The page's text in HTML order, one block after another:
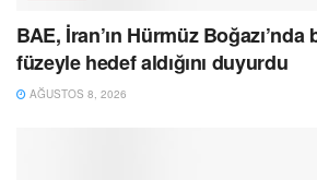
BAE, İran’ın Hürmüz
füzeyle hedef aldığını duyurdu
AĞUSTOS 8, 2026